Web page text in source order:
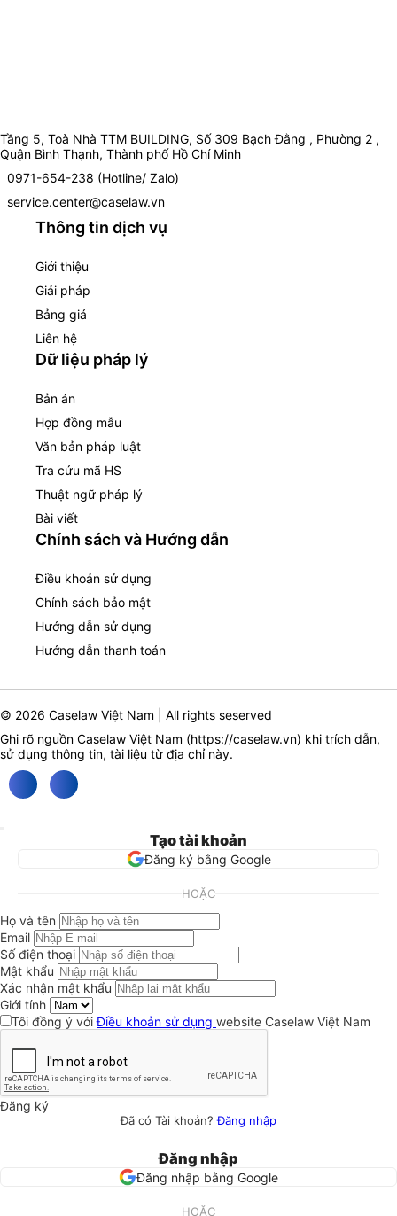
Tầng 5, Toà Nhà TTM BUILDING, Số 309 Bạch Đằng , Phường 2 ,
Quận Bình Thạnh, Thành phố Hồ Chí Minh
0971-654-238 (Hotline/ Zalo)
service.center@caselaw.vn
Thông tin dịch vụ
Giới thiệu
Giải pháp
Bảng giá
Liên hệ
Dữ liệu pháp lý
Bản án
Hợp đồng mẫu
Văn bản pháp luật
Tra cứu mã HS
Thuật ngữ pháp lý
Bài viết
Chính sách và Hướng dẫn
Điều khoản sử dụng
Chính sách bảo mật
Hướng dẫn sử dụng
Hướng dẫn thanh toán
© 2026 Caselaw Việt Nam | All rights seserved
Ghi rõ nguồn Caselaw Việt Nam (https://caselaw.vn) khi trích dẫn,
sử dụng thông tin, tài liệu từ địa chỉ này.
Tạo tài khoản
Đăng ký bằng Google
HOẶC
Họ và tên
Email
Số điện thoại
Mật khẩu
Xác nhận mật khẩu
Giới tính
Tôi đồng ý vớiĐiều khoản sử dụng website Caselaw Việt Nam
Đăng ký
Đã có Tài khoản?Đăng nhập
Đăng nhập
Đăng nhập bằng Google
HOẶC